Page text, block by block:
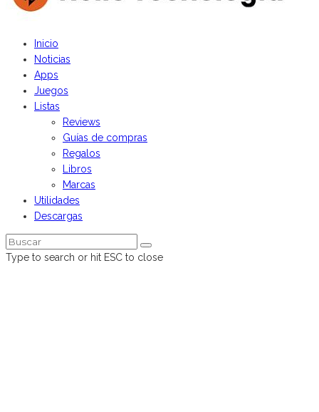
Inicio
Noticias
Apps
Juegos
Listas
Reviews
Guías de compras
Regalos
Libros
Marcas
Utilidades
Descargas
Type to search or hit ESC to close